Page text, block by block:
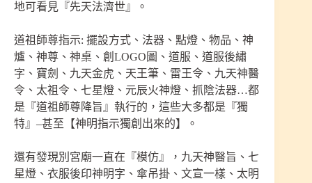
地可看見『先天法濟世』。
道祖師尊指示: 擺設方式、法器、點燈、物品、神
爐、神尊、神桌、創LOGO圖、道服、道服後繡
字、寶劍、九天金虎、天王筆、雷王令、九天神醫
令、太祖令、七星燈、元辰火神燈、抓陰法器…都
是『道祖師尊降旨』執行的，這些大多都是『獨
特』–甚至【神明指示獨創出來的】。
還有發現別宮廟一直在『模仿』，九天神醫旨、七
星燈、衣服後印神明字、傘吊掛、文宣一樣、太明